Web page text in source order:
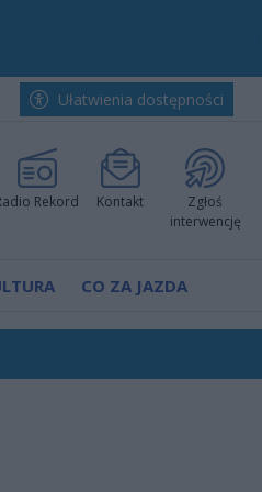
Ułatwienia dostępności
Rekord Kontakt
Zgłoś
interwencję
CO ZA JAZDA